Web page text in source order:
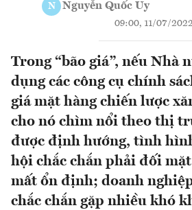
N Nguyễn Quốc Uy
09:00, 11/07/2022
Trong “bão giá”, nếu Nhà
dụng các công cụ chính
giá mặt hàng chiến lược
cho nó chìm nổi theo thị
được định hướng, tình
hội chắc chắn phải đối
mất ổn định; doanh
chắc chắn gặp nhiều khó